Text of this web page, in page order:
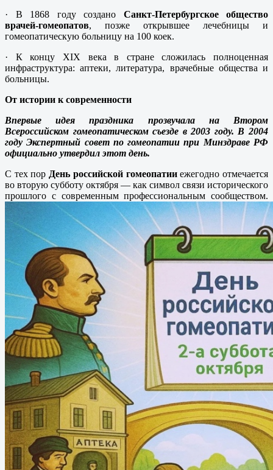
· В 1868 году создано Санкт-Петербургское общество
врачей-гомеопатов, позже открывшее лечебницы и
гомеопатическую больницу на 100 коек.
· К концу XIX века в стране сложилась полноценная
инфраструктура: аптеки, литература, врачебные общества и
больницы.
От истории к современности
Впервые идея праздника прозвучала на Втором
Всероссийском гомеопатическом съезде в 2003 году. В 2004
году Экспертный совет по гомеопатии при Минздраве РФ
официально утвердил этот день.
С тех пор День российской гомеопатииежегодно отмечается
во вторую субботу октября — как символ связи исторического
прошлого с современным профессиональным сообществом.